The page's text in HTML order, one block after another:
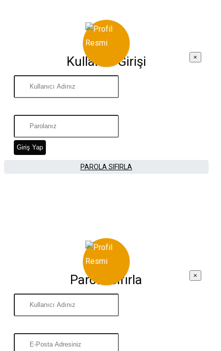
Kullanıcı Girişi ×
Giriş Yap
PAROLA SIFIRLA
Parola Sıfırla ×